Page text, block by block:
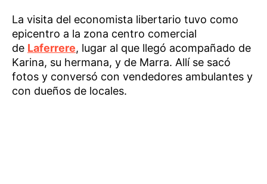
La visita del economista libertario tuvo como
epicentro a la zona centro comercial
de Laferrere, lugar al que llegó acompañado de
Karina, su hermana, y de Marra. Allí se sacó
fotos y conversó con vendedores ambulantes y
con dueños de locales.